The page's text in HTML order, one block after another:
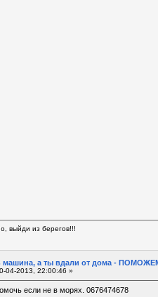
выйди из берегов!!!
машина, а ты вдали от дома -
04-2013, 22:00:46 »
если не в морях. 0676474678